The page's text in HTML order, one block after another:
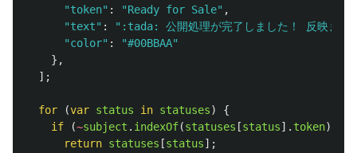
"token" : "Ready for Sale" ,
"text" : " :tada: 公開処理が完了しました！ 反映まで
"color" : "#00BBAA"
},
];
for (var status in statuses)
{
if
(~subject . indexOf(statuses [status]. token))
return statuses [status];